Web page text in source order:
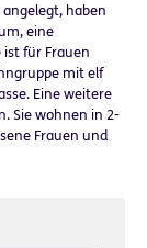
haben
eine
ist für Frauen
mit elf
Eine weitere
Sie wohnen in 2-
Frauen und